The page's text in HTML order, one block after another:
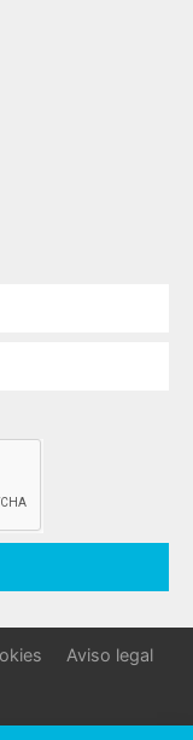
Aviso legal